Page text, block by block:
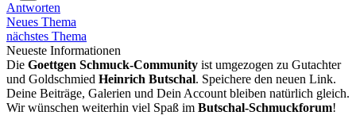
Antworten
Neues Thema
nächstes Thema
Neueste Informationen
Die Goettgen Schmuck-Community ist umgezogen zu Gutachter
und Goldschmied Heinrich Butschal. Speichere den neuen Link.
Deine Beiträge, Galerien und Dein Account bleiben natürlich gleich.
Wir wünschen weiterhin viel Spaß im Butschal-Schmuckforum!